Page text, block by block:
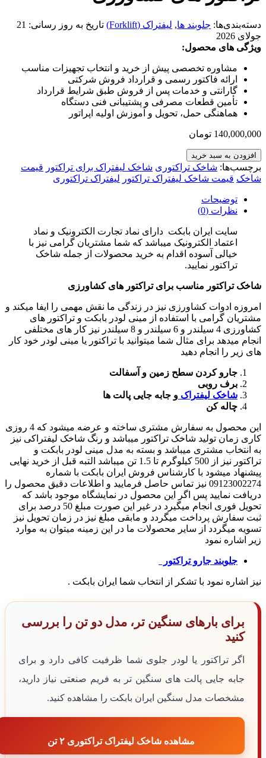
دسته‌بندی‌ها: جلوبند ها, لیفتراک (Forklift) تاریخ به روز رسانی: 21
جولای 2026
ویژگی های محصول:
مشاوره تخصصی پیش از خرید و انتخاب تجهیزات مناسب
ارائه فاکتور رسمی و قرارداد فروش شرکتی
گارانتی و خدمات پس از فروش طبق شرایط قرارداد
تأمین قطعات مصرفی و پشتیبانی فنی دستگاه
هماهنگی حمل، تحویل و آموزش اولیه اپراتور
140,000,000 تومان
افزودن به سبد خرید
برچسب‌ها: شاخک تراکتوری شاخک لیفتراک برای تراکتور قیمت
شاخک
قیمت شاخک لیفتراک تراکتور لیفتراک تراکتوری
توضیحات
نظرات (0)
سایت ایران بابکت دارای نماد تجارت الکترونیک و نماد
اعتماد الکترونیک میباشد که شما مشتریان گرامی نیز با
خیالی آسوده اقدام به خرید محصولات از جمله شاخک
تراکتور نمایید.
شاخک تراکتور مناسب برای تراکتور های کشاورزی
امروزه ادوات کشاورزی نیز در زندگی ما نقش مهمی را ایفا میکند و
مشتریان گرامی با استفاده از مینی لودر بابکت و تراکتور های
کشاورزی 4 سیلندر و 6 سیلندر و 8 سیلندر نیز کار های مختلفی
انجام میدهد برای مثال شما میتوانید با تراکتور یا مینی لودر خود کار
های زیر را انجام دهید
جارو کردن سطح زمین و آسفالت
برف روبی
شاخک لیفتراک و جابه جایی پالت ها
چاله کن
این محصول به سفارش مشتری ساخته و عرضه میشود که 4 روزی
کاری زمان تولید شاخک تراکتور میباشد و رنگ شاخک لیفتراکی نیز
به انتخاب مشتری میباشد و بسته به مدل مینی لودر بابکت و
تراکتور نیز از 500 کیلوگرم تا 1.5 تن میباشد التبه قبل از خرید نهایی
پیشنهاد میشود با کارشناس فروش ایران بابکت با شماره
09123002274 نیز تماس حاصل فرمایید و اطلاعات دقیق محصول را
دریافت نمایید پس اگر این محصول در نمایشگاه موجود باشد که
تحویل فوری انجام میگیرد در غیر این صورت مبلغ 50 درصد برای
ثبت سفارش پرداخت میگردد و مابقی مبلغ نیز در زمان تحویل نیز
تسویه میگردد از سایر محصولات ما در این زمینه میتوان به موارد
زیر اشاره نمود
جلوبند جارو تراکتور
نیز اشاره نمود با تشکر از انتخاب شما ایران بابکت .
برای بارهای سنگین تر، مدل دو تن را بررسی
کنید
اگر تراکتور یا لودر جلوی شما ظرفیت کافی دارد و برای
جابه جایی پالت های سنگین تر به فریم صنعتی نیاز دارید،
مشخصات مدل سنگین ایران بابکت را مشاهده کنید.
مشاهده شاخک لیفتراک تراکتوری ۲ تن